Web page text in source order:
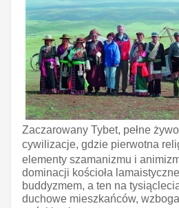
Zaczarowany Tybet, pełne
cywilizacje, gdzie pierwotna
elementy szamanizmu i
dominacji kościoła
buddyzmem, a ten na
duchowe mieszkańców,